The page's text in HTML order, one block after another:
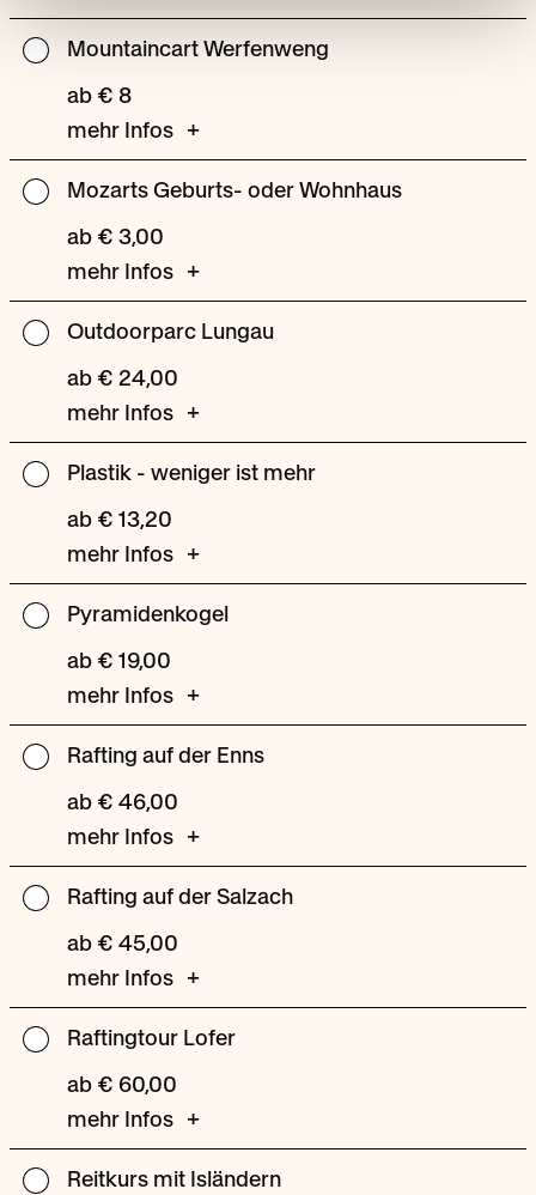
Mountaincart
Werfenweng
Mountaincart Werfenweng
ab € 8
mehr Infos
Mozarts
Geburts-
Wohnhaus
Mozarts Geburts- oder Wohnhaus
ab € 3,00
mehr Infos
Outdoorparc
Lungau
Outdoorparc Lungau
ab € 24,00
mehr Infos
Plastik
ist
Plastik - weniger ist mehr
ab € 13,20
mehr Infos
Pyramidenkogel
Pyramidenkogel
ab € 19,00
mehr Infos
Rafting
auf
Enns
Rafting auf der Enns
ab € 46,00
mehr Infos
Rafting
auf
Salzach
Rafting auf der Salzach
ab € 45,00
mehr Infos
Raftingtour
Lofer
Raftingtour Lofer
ab € 60,00
mehr Infos
Reitkurs
Reitkurs mit Isländern